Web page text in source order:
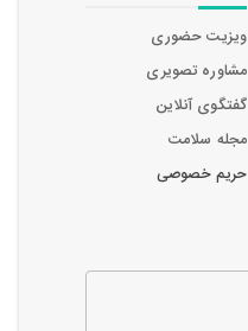
ویزیت حضوری
مشاوره تصویری
گفتگوی آنلاین
مجله سلامت
حریم خصوصی